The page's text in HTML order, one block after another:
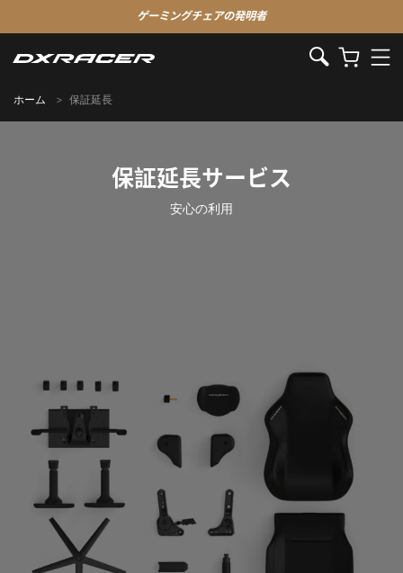
ゲーミングチェアの発明者
ホーム 保証延長
保証延長サービス
安心の利用